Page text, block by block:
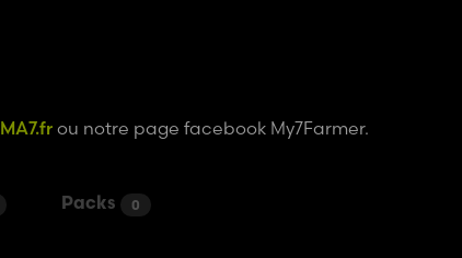
MA7.fr ou notre page facebook My7Farmer.
Packs 0